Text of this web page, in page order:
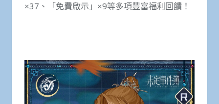
×37、「免費啟示」×9等多項豐富福利回饋！